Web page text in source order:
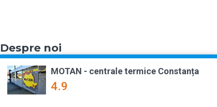
Despre noi
MOTAN - centrale termice Constanța
4.9